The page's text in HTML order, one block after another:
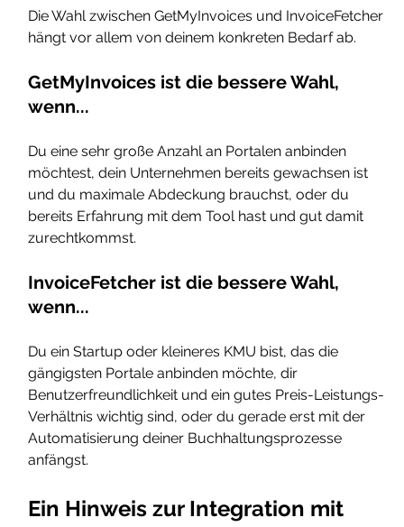
Die Wahl zwischen GetMyInvoices und InvoiceFetcher
hängt vor allem von deinem konkreten Bedarf ab.
GetMyInvoices ist die bessere Wahl,
wenn...
Du eine sehr große Anzahl an Portalen anbinden
möchtest, dein Unternehmen bereits gewachsen ist
und du maximale Abdeckung brauchst, oder du
bereits Erfahrung mit dem Tool hast und gut damit
zurechtkommst.
InvoiceFetcher ist die bessere Wahl,
wenn...
Du ein Startup oder kleineres KMU bist, das die
gängigsten Portale anbinden möchte, dir
Benutzerfreundlichkeit und ein gutes Preis-Leistungs-
Verhältnis wichtig sind, oder du gerade erst mit der
Automatisierung deiner Buchhaltungsprozesse
anfängst.
Ein Hinweis zur Integration mit